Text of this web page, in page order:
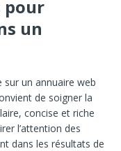
pour
un
sur un annuaire web
de soigner la
concise et riche
l’attention des
dans les résultats de